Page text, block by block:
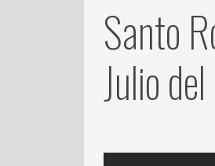
Santo
Julio